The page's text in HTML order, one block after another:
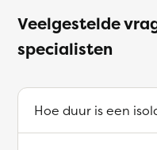
Veelgestelde
specialisten
Hoe duur is een